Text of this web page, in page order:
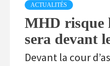
ACTUALITÉS
MHD risque
sera devant
Devant la cour